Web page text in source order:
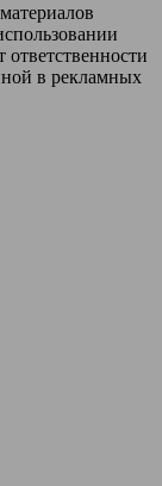
в рекламных